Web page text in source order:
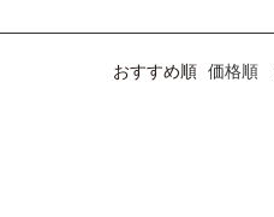
おすすめ順 価格順